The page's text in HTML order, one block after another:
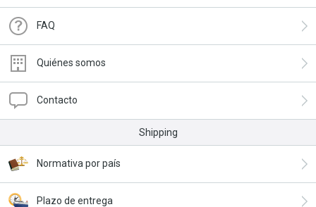
FAQ
Quiénes somos
Contacto
Shipping
Normativa por país
Plazo de entrega